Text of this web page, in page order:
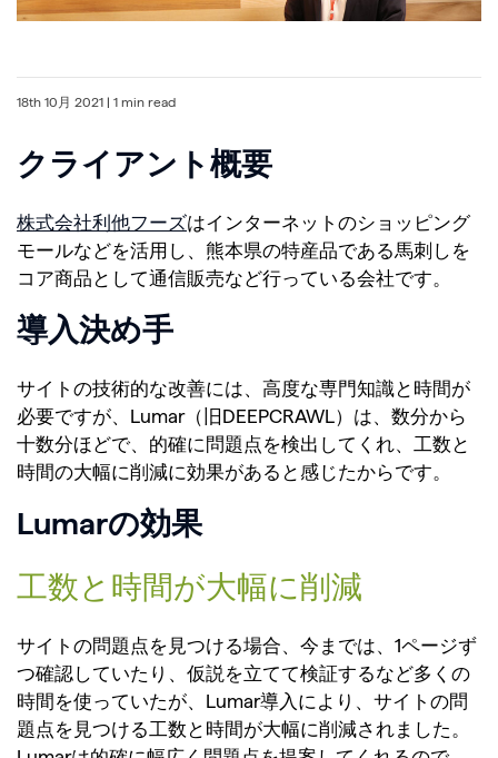
18th 10月 2021 | 1 min read
クライアント概要
株式会社利他フーズはインターネットのショッピング
モールなどを活用し、熊本県の特産品である馬刺しを
コア商品として通信販売など行っている会社です。
導入決め手
サイトの技術的な改善には、高度な専門知識と時間が
必要ですが、Lumar（旧DEEPCRAWL）は、数分から
十数分ほどで、的確に問題点を検出してくれ、工数と
時間の大幅に削減に効果があると感じたからです。
Lumarの効果
工数と時間が大幅に削減
サイトの問題点を見つける場合、今までは、1ページず
つ確認していたり、仮説を立てて検証するなど多くの
時間を使っていたが、Lumar導入により、サイトの問
題点を見つける工数と時間が大幅に削減されました。